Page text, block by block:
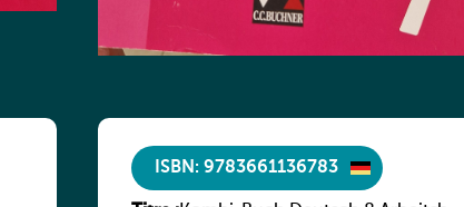
ISBN: 9783661136783